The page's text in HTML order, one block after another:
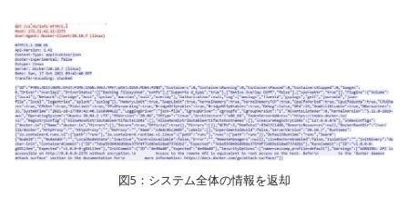
図5：システム全体の情報を返却